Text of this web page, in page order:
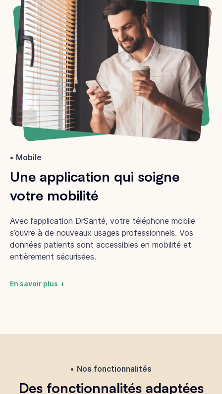
Mobile
Une application qui soigne
votre mobilité
Avec l’application DrSanté, votre téléphone mobile
s’ouvre à de nouveaux usages professionnels. Vos
données patients sont accessibles en mobilité et
entièrement sécurisées.
En savoir plus
Nos fonctionnalités
Des fonctionnalités adaptées